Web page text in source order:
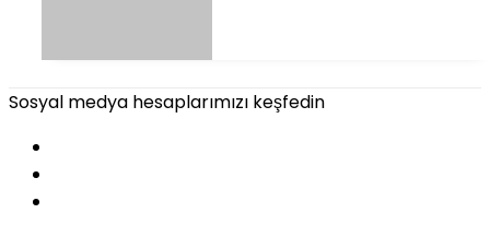
Sosyal medya hesaplarımızı keşfedin